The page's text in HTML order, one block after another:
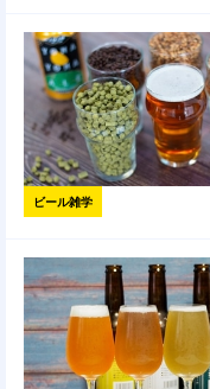
ビール雑学